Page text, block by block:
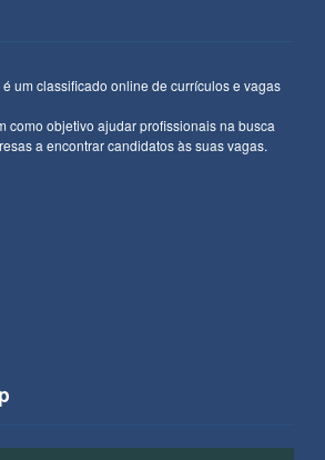
é um classificado online de currículos e vagas
como objetivo ajudar profissionais na busca
a encontrar candidatos às suas vagas.